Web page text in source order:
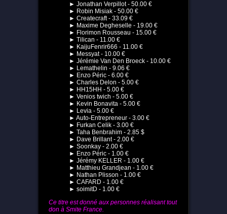
► Jonathan Verpillot - 50.00 €
► Robin Misiak - 50.00 €
► Createcraft - 33.09 €
► Maxime Degheselle - 19.00 €
► Florimon Rousseau - 15.00 €
► Tilican - 11.00 €
► KaijuFenrir666 - 11.00 €
► Messyat - 10.00 €
► Jérémie Van Den Broeck - 10.00 €
► Lemathelin - 9.06 €
► Enzo Péric - 6.00 €
► Charles Delon - 5.00 €
► HH15HH - 5.00 €
► Venios twich - 5.00 €
► Kevin Bonavita - 5.00 €
► Levia - 5.00 €
► Auto-Entrepreneur - 3.00 €
► Furkan Celik - 3.00 €
► Taha Benbrahim - 2.85 $
► Dave Brillant - 2.00 €
► Soonkay - 2.00 €
► Enzo Péric - 1.00 €
► Jérémy KELLER - 1.00 €
► Matthieu Grandjean - 1.00 €
► Nathan Plisson - 1.00 €
► CAFARD - 1.00 €
► soimitD - 1.00 €
Ce titre est donné aux personnes réalisant tout
don à Smite France.